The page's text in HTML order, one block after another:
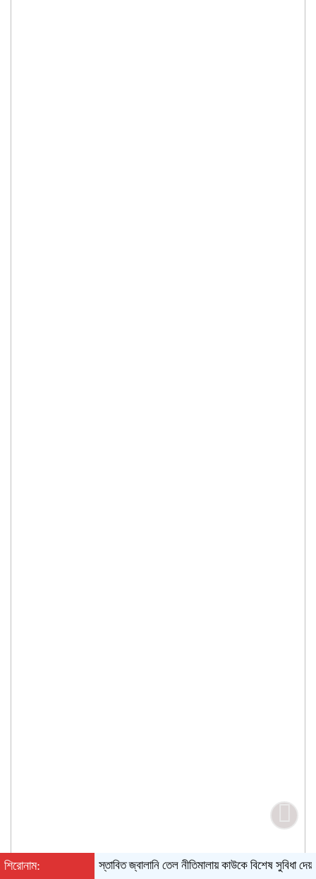
শিরোনাম: প্রস্তাবিত জ্বালানি তেল নীতিমালায় কাউকে বিশেষ সুবিধা দেয়ার